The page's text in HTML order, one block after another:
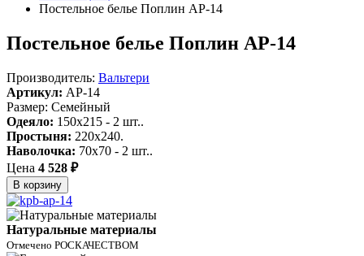
Постельное белье Поплин AP-14
Постельное белье Поплин AP-14
Производитель: Вальтери
Артикул: AP-14
Размер: Семейный
Одеяло: 150x215 - 2 шт..
Простыня: 220x240.
Наволочка: 70x70 - 2 шт..
Цена 4 528 ₽
В корзину
Натуральные материалы
Отмечено РОСКАЧЕСТВОМ